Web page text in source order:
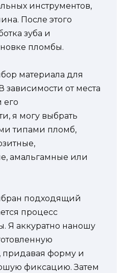
инструментов,
После этого
зуба и
пломбы.
материала для
от места
его
я могу выбрать
типами пломб,
амальгамные или
подходящий
процесс
Я аккуратно наношу
придавая форму и
фиксацию. Затем